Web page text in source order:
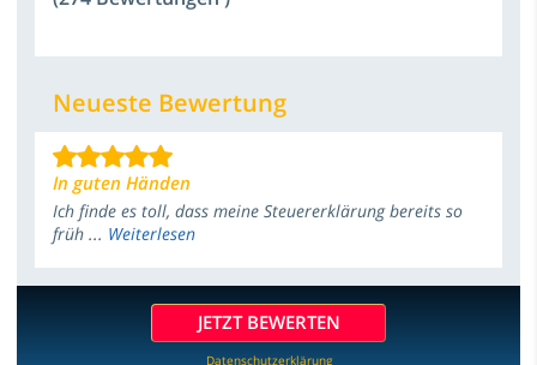
Neueste Bewertung
In guten Händen
Ich finde es toll, dass meine Steuererklärung bereits so
früh ... Weiterlesen
JETZT BEWERTEN
Datenschutzerklärung